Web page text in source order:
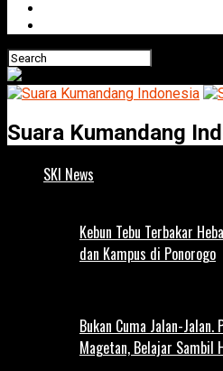
Suara Kumandang
SKI News
Kebun Tebu Terbakar
dan Kampus di Ponorogo
Bukan Cuma Jalan-Jalan.
Magetan, Belajar Sambil